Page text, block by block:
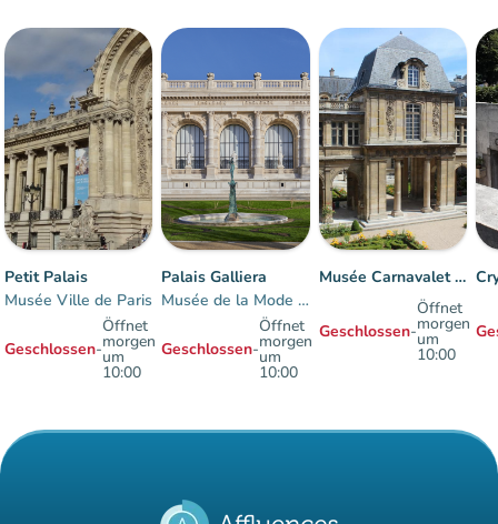
Petit Palais
Musée Ville de Paris
Geschlossen-
Öffnet
morgen
um
10:00
Palais Galliera
Musée de la Mode de Paris
Geschlossen-
Öffnet
morgen
um
10:00
Musée Carnavalet - Histoire de Paris
Geschlossen-
Öffnet
morgen
um
10:00